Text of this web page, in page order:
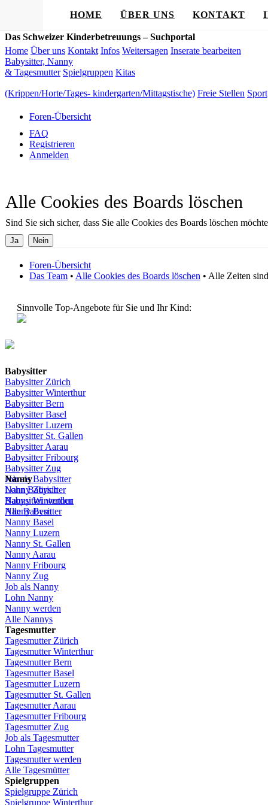
HOME ÜBER UNS KONTAKT
Das Schweizer Kinderbetreuungs – Suchportal
Home Über uns Kontakt Infos Weitersagen Inserate bearbeiten
Babysitter, Nanny
& Tagesmutter Spielgruppen Kitas
(Krippen/Horte/Tages- kindergarten/Mittagstische) Freie Stellen
Foren-Übersicht
FAQ
Registrieren
Anmelden
Alle Cookies des Boards löschen
Sind Sie sich sicher, dass Sie alle Cookies des Boards löschen
Foren-Übersicht
Das Team • Alle Cookies des Boards löschen • Alle Zeiten
Sinnvolle Top-Angebote für Sie und Ihr Kind:
Babysitter
Babysitter Zürich
Babysitter Winterthur
Babysitter Bern
Babysitter Basel
BabysitterLuzern
Babysitter St. Gallen
BabysitterAarau
BabysitterFribourg
Babysitter Zug
JobalsBabysitter
LohnBabysitter
Babysitterwerden
Alle Babysitter
Nanny
NannyZürich
Nanny Winterthur
Nanny Bern
Nanny Basel
Nanny Luzern
Nanny St. Gallen
Nanny Aarau
Nanny Fribourg
Nanny Zug
Job als Nanny
Lohn Nanny
Nanny werden
Alle Nannys
Tagesmutter
Tagesmutter Zürich
TagesmutterWinterthur
TagesmutterBern
TagesmutterBasel
Tagesmutter Luzern
TagesmutterSt. Gallen
Tagesmutter Aarau
Tagesmutter Fribourg
Tagesmutter Zug
Job als Tagesmutter
Lohn Tagesmutter
Tagesmutter werden
Alle Tagesmütter
Spielgruppen
Spielgruppe Zürich
Spielgruppe Winterthur